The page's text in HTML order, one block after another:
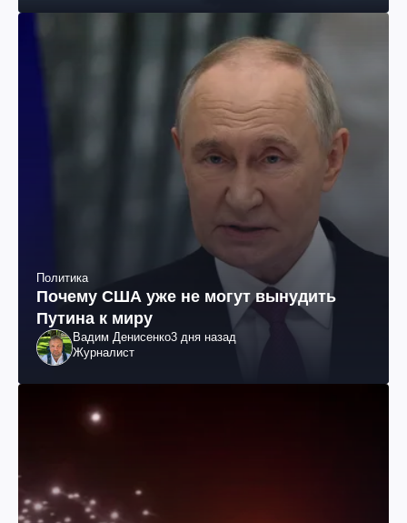
Политика
Почему США уже не могут вынудить
Путина к миру
Вадим Денисенко3 дня назад
Журналист